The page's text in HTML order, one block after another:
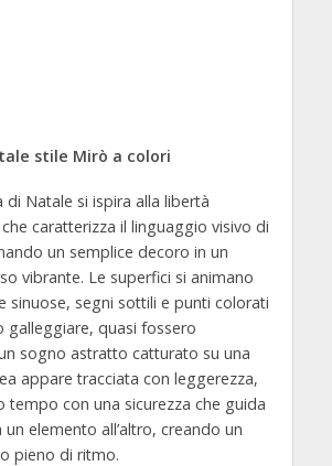
stile Mirò a colori
di Natale si ispira alla libertà
caratterizza il linguaggio visivo di
un semplice decoro in un
vibrante. Le superfici si animano
sinuose, segni sottili e punti colorati
galleggiare, quasi fossero
sogno astratto catturato su una
appare tracciata con leggerezza,
tempo con una sicurezza che guida
elemento all’altro, creando un
pieno di ritmo.